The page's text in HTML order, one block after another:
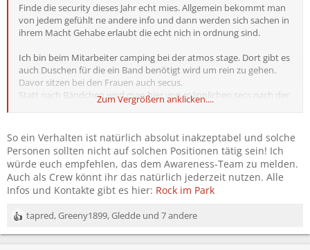
Finde die security dieses Jahr echt mies. Allgemein bekommt man
von jedem gefühlt ne andere info und dann werden sich sachen in
ihrem Macht Gehabe erlaubt die echt nich in ordnung sind.
Ich bin beim Mitarbeiter camping bei der atmos stage. Dort gibt es
auch Duschen für die ein Band benötigt wird um rein zu gehen.
Davor sitzen bei den Frauen auch secus.
Statt nach Bändchen wird man hier von männlichen secs nach der
Nummer gefragt oder wann denn Schichten um Sinn man könne
sondern bei so ziemlich allen Frauen bei denen ich mich am Camp
unterhalten hab. Von den mehr als unangebracht, teils Grenzen
überschreitenden anmachversuchen abgesehen parieren hier
(alles männliche secs) und die dusxhvirräume, Toiletten und
dusxhvirräume in denen sich frauen umziehen und fertig machen
hinein und lagern dort ihre sachen etc.
Ich hab mich noch nie so unsicher vor sicherheitspersonal gefühlt
wie hier.
Zum Vergrößern anklicken....
So ein Verhalten ist natürlich absolut inakzeptabel und solche
Personen sollten nicht auf solchen Positionen tätig sein! Ich
würde euch empfehlen, das dem Awareness-Team zu melden.
Auch als Crew könnt ihr das natürlich jederzeit nutzen. Alle
Infos und Kontakte gibt es hier: Rock im Park
R
e
tapred,Greeny1899,Gledde und 7 andere